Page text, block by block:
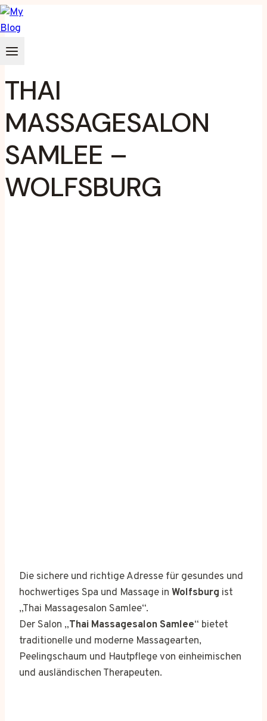
Zum
Inhalt
springen
THAI
MASSAGESALON
SAMLEE –
WOLFSBURG
Die sichere und richtige Adresse für gesundes und
hochwertiges Spa und Massage in Wolfsburg ist
„Thai Massagesalon Samlee“.
Der Salon „Thai Massagesalon Samlee“ bietet
traditionelle und moderne Massagearten,
Peelingschaum und Hautpflege von einheimischen
und ausländischen Therapeuten.